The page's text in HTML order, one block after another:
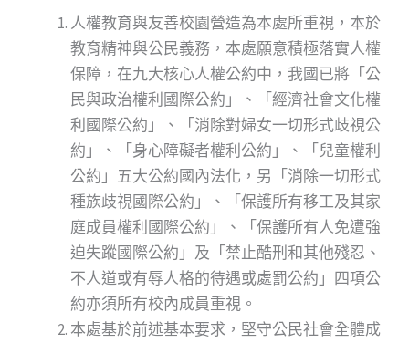
人權教育與友善校園營造為本處所重視，本於
教育精神與公民義務，本處願意積極落實人權
保障，在九大核心人權公約中，我國已將「公
民與政治權利國際公約」、「經濟社會文化權
利國際公約」、「消除對婦女一切形式歧視公
約」、「身心障礙者權利公約」、「兒童權利
公約」五大公約國內法化，另「消除一切形式
種族歧視國際公約」、「保護所有移工及其家
庭成員權利國際公約」、「保護所有人免遭強
迫失蹤國際公約」及「禁止酷刑和其他殘忍、
不人道或有辱人格的待遇或處罰公約」四項公
約亦須所有校內成員重視。
本處基於前述基本要求，堅守公民社會全體成